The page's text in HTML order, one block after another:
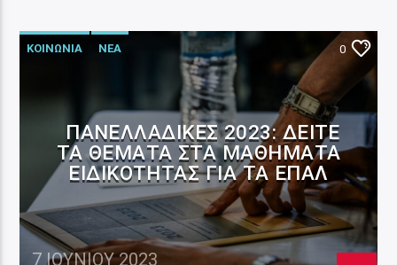
ΚΟΙΝΩΝΙΑ ΝΕΑ 0
ΠΑΝΕΛΛΑΔΙΚΈΣ 2023: ΔΕΊΤΕ
ΤΑ ΘΈΜΑΤΑ ΣΤΑ ΜΑΘΉΜΑΤΑ
ΕΙΔΙΚΌΤΗΤΑΣ ΓΙΑ ΤΑ ΕΠΑΛ
7 ΙΟΥΝΊΟΥ 2023